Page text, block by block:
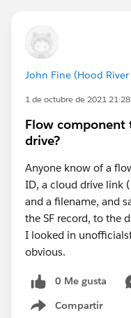
John Fine (Hood
1 de octubre de 2021 21:28
Flow component
drive?
Anyone know of a
ID, a cloud drive link
and a filename, and
the SF record, to the
I looked in
obvious.
0 Me gusta
Compartir
Show menu